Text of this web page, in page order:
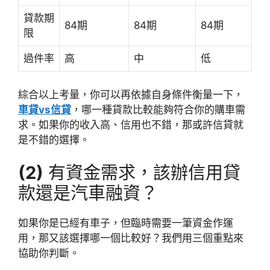
貸款期
限
84期 84期 84期
過件率 高 中 低
綜合以上考量，你可以再依據自身條件衡量一下，
車貸vs信貸 ，哪一種貸款比較能夠符合你的購車需
求。如果你的收入高、信用也不錯，那或許信貸就
是不錯的選擇。
(2) 有資金需求，該辦信用貸
款還是汽車融資？
如果你是已經有車子，但臨時需要一筆資金作運
用，那又該選擇哪一個比較好？我們用三個重點來
協助你判斷。